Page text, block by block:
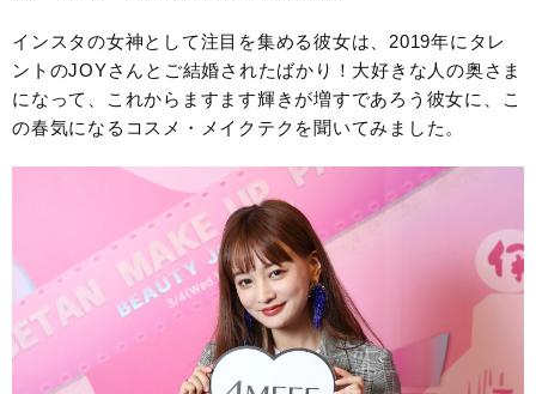
インスタの女神として注目を集める彼女は、2019年にタレ
ントのJOYさんとご結婚されたばかり！大好きな人の奥さま
になって、これからますます輝きが増すであろう彼女に、こ
の春気になるコスメ・メイクテクを聞いてみました。